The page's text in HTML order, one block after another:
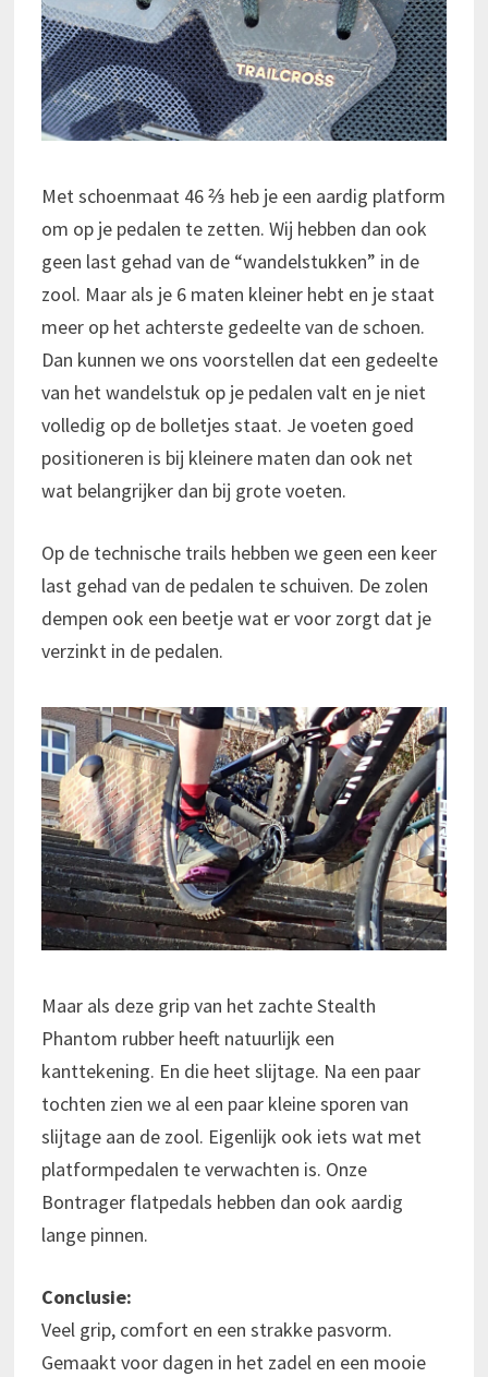
Met schoenmaat 46 ⅔ heb je een aardig platform
om op je pedalen te zetten. Wij hebben dan ook
geen last gehad van de “wandelstukken” in de
zool. Maar als je 6 maten kleiner hebt en je staat
meer op het achterste gedeelte van de schoen.
Dan kunnen we ons voorstellen dat een gedeelte
van het wandelstuk op je pedalen valt en je niet
volledig op de bolletjes staat. Je voeten goed
positioneren is bij kleinere maten dan ook net
wat belangrijker dan bij grote voeten.
Op de technische trails hebben we geen een keer
last gehad van de pedalen te schuiven. De zolen
dempen ook een beetje wat er voor zorgt dat je
verzinkt in de pedalen.
Maar als deze grip van het zachte Stealth
Phantom rubber heeft natuurlijk een
kanttekening. En die heet slijtage. Na een paar
tochten zien we al een paar kleine sporen van
slijtage aan de zool. Eigenlijk ook iets wat met
platformpedalen te verwachten is. Onze
Bontrager flatpedals hebben dan ook aardig
lange pinnen.
Conclusie:
Veel grip, comfort en een strakke pasvorm.
Gemaakt voor dagen in het zadel en een mooie